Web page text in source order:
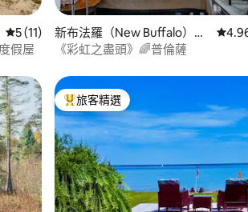
從 11 則評價中獲得 5 的平均評分（滿分 5 分）
5 (11)
假屋
新布法羅（New Buffalo）的
待客小屋
從
《彩虹之盡頭》🌈普倫薩
旅客精選榜首
旅客精選